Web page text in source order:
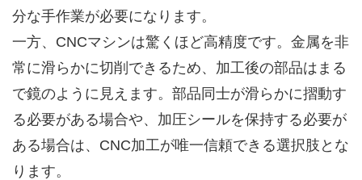
分な手作業が必要になります。
一方、CNCマシンは驚くほど高精度です。金属を非
常に滑らかに切削できるため、加工後の部品はまる
で鏡のように見えます。部品同士が滑らかに摺動す
る必要がある場合や、加圧シールを保持する必要が
ある場合は、CNC加工が唯一信頼できる選択肢とな
ります。